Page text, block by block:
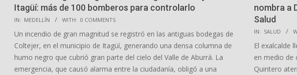
Itagüí: más de 100 bomberos para controlarlo
2026-
04-
27
IN: MEDELLÍN WITH: 0 COMMENTS
Un incendio de gran magnitud se registró en las antiguas bodegas de
Coltejer, en el municipio de Itagüí, generando una densa columna de
humo negro que cubrió gran parte del cielo del Valle de Aburrá. La
emergencia, que causó alarma entre la ciudadanía, obligó a una
nombra a
Salud
2026-
04-
IN: SALUD
El exalcalde
en medio de
Quintero